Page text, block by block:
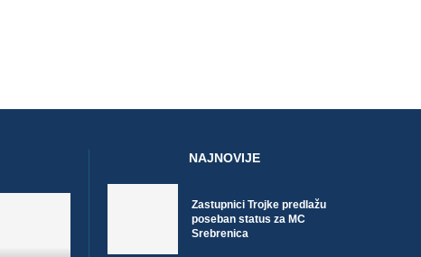
NAJNOVIJE
Zastupnici Trojke predlažu
poseban status za MC
Srebrenica